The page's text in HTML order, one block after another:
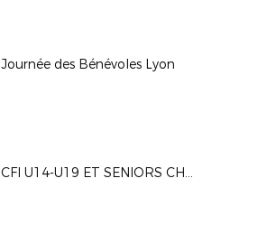
Journée des Bénévoles Lyon
CFI U14-U19 ET SENIORS CHATELAILLO